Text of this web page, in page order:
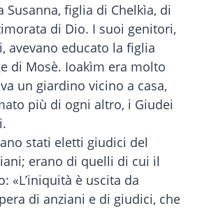
Susanna, figlia di Chelkìa, di
di Dio. I suoi genitori,
avevano educato la figlia
di Mosè. Ioakìm era molto
un giardino vicino a casa,
più di ogni altro, i Giudei
stati eletti giudici del
erano di quelli di cui il
«L’iniquità è uscita da
di anziani e di giudici, che